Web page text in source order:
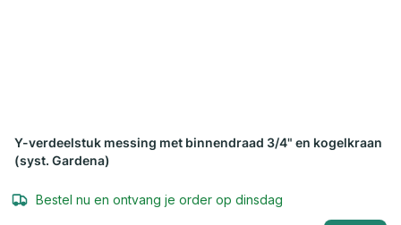
Y-verdeelstuk messing met binnendraad 3/4" en kogelkraan
(syst. Gardena)
Bestel nu en ontvang je order op dinsdag